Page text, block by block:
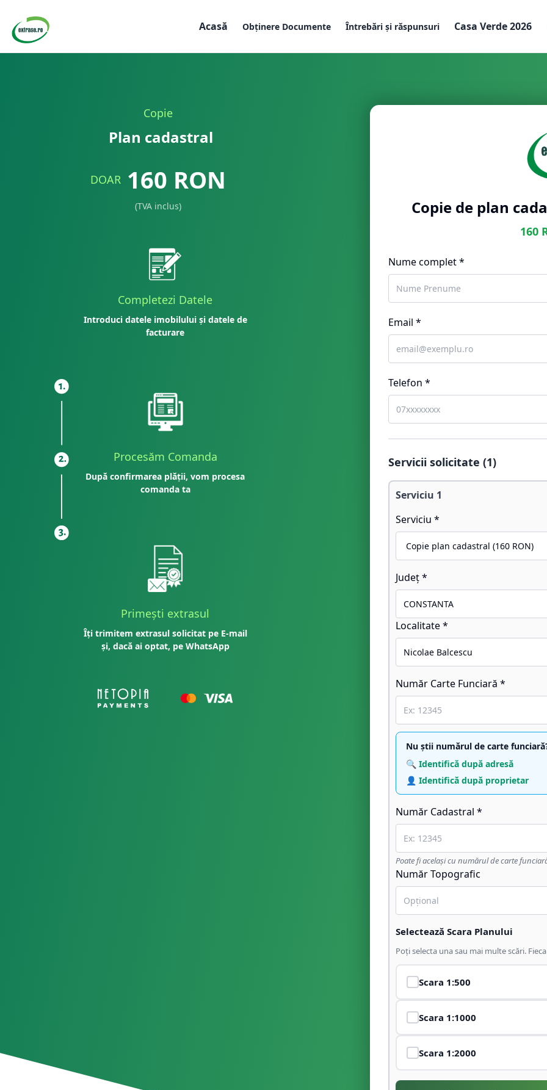
Acasă Obținere Documente Întrebări și răspunsuri Casa Verde 2026
Copie
Plan cadastral
DOAR 160 RON
(TVA inclus)
Completezi Datele
Introduci datele imobilului și datele de
facturare
Procesăm Comanda
După confirmarea plății, vom procesa
comanda ta
Primești extrasul
Îți trimitem extrasul solicitat pe E-mail
și, dacă ai optat, pe WhatsApp
Copie de plan
160
Nume complet *
Email *
Telefon *
Servicii solicitate (1)
Serviciu 1
Serviciu *
Județ *
Localitate *
Număr Carte Funciară *
Nu știi numărul de carte
🔍 Identifică după adresă
👤 Identifică după proprietar
Număr Cadastral *
Poate fi același cu numărul de carte
Număr Topografic
Selectează Scara Planului
Poți selecta una sau mai multe scări.
Scara 1:500
Scara 1:1000
Scara 1:2000